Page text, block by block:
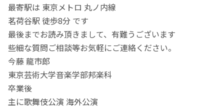
最寄駅は 東京メトロ 丸ノ内線
茗荷谷駅 徒歩8分 です
最後までお読み頂きまして、有難うございます
些細な質問ご相談等お気軽にご連絡ください。
今藤 龍市郎
東京芸術大学音楽学部邦楽科
卒業後
主に歌舞伎公演 海外公演